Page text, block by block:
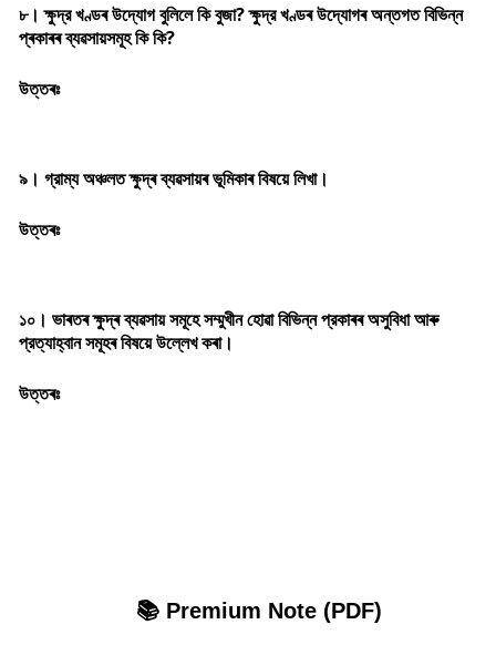
৮। ক্ষুদ্র খণ্ডৰ উদ্যোগ বুলিলে কি বুজা? ক্ষুদ্র খণ্ডৰ উদ্যোগৰ অন্তগত বিভিন্ন
প্ৰকাৰৰ ব্যৱসায়সমূহ কি কি?
উত্তৰঃ
৯। গ্রাম্য অঞ্চলত ক্ষুদ্ৰ ব্যৱসায়ৰ ভূমিকাৰ বিষয়ে লিখা।
উত্তৰঃ
১০। ভাৰতৰ ক্ষুদ্ৰ ব্যৱসায় সমূহে সম্মুখীন হোৱা বিভিন্ন প্রকাৰৰ অসুবিধা আৰু
প্রত্যাহ্বান সমূহৰ বিষয়ে উল্লেখ কৰা।
উত্তৰঃ
📚 Premium Note (PDF)